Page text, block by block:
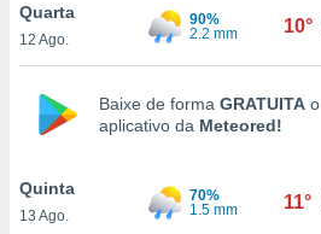
a
Quarta
12 Ago.
90%
2.2 mm
10°
Baixe de forma GRATUITA o
aplicativo da Meteored!
Quinta
13 Ago.
70%
1.5 mm
11°